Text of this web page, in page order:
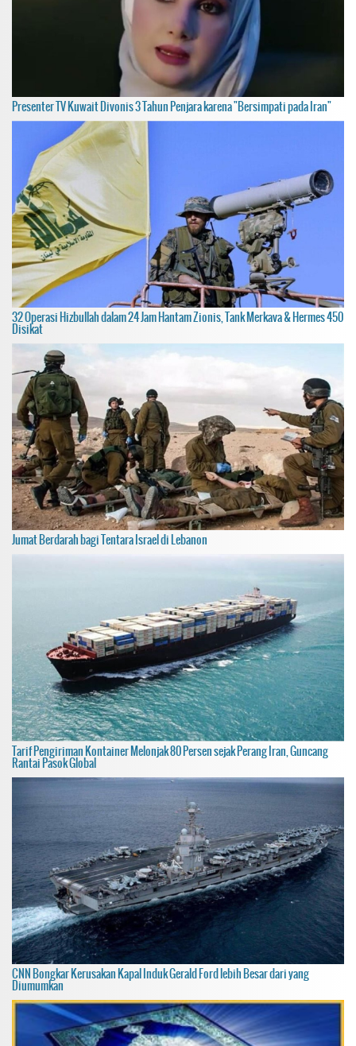
Presenter TV Kuwait Divonis 3 Tahun Penjara karena "Bersimpati pada Iran"
32 Operasi Hizbullah dalam 24 Jam Hantam Zionis, Tank Merkava & Hermes 450
Disikat
Jumat Berdarah bagi Tentara Israel di Lebanon
Tarif Pengiriman Kontainer Melonjak 80 Persen sejak Perang Iran, Guncang
Rantai Pasok Global
CNN Bongkar Kerusakan Kapal Induk Gerald Ford lebih Besar dari yang
Diumumkan